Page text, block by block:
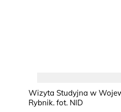
Wizyta Studyjna w
Rybnik. fot. NID